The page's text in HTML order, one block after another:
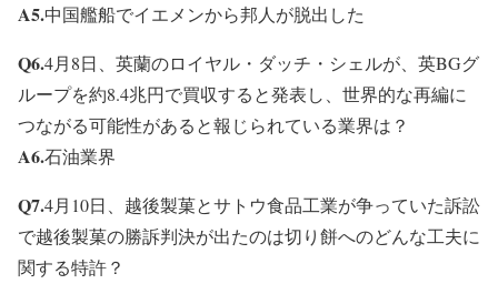
A5.中国艦船でイエメンから邦人が脱出した
Q6.4月8日、英蘭のロイヤル・ダッチ・シェルが、英BGグ
ループを約8.4兆円で買収すると発表し、世界的な再編に
つながる可能性があると報じられている業界は？
A6.石油業界
Q7.4月10日、越後製菓とサトウ食品工業が争っていた訴訟
で越後製菓の勝訴判決が出たのは切り餅へのどんな工夫に
関する特許？